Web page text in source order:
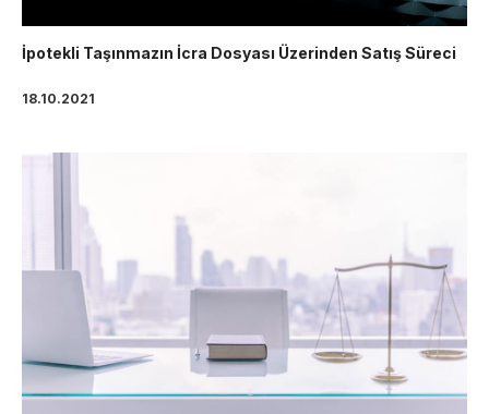
İpotekli Taşınmazın İcra Dosyası Üzerinden Satış Süreci
18.10.2021